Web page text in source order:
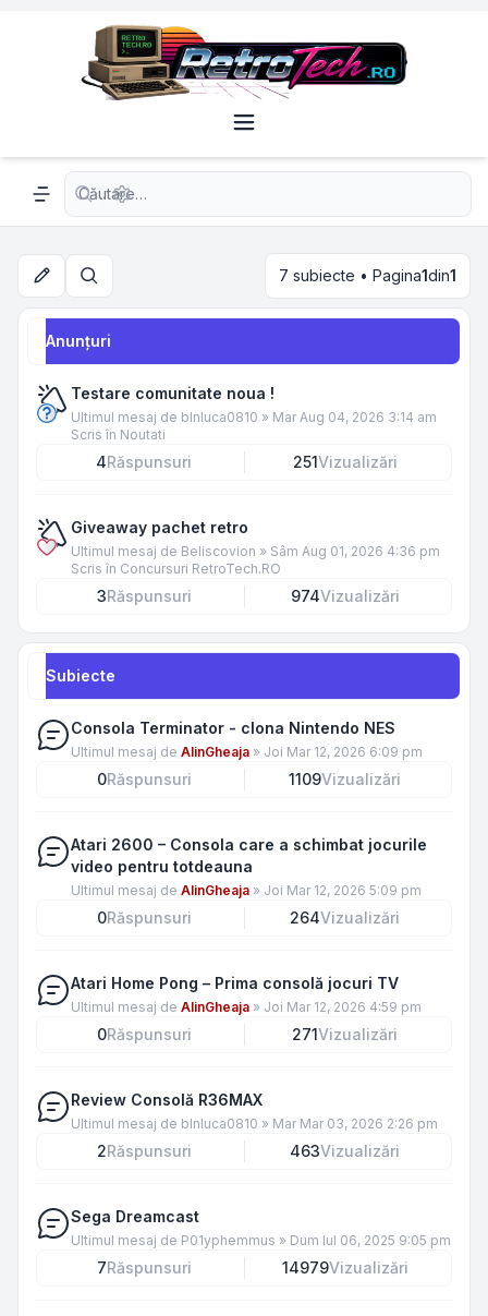
Navigation menu
Căutare avansată
Căutare 7 subiecte • Pagina1din1
Anunţuri
Testare comunitate noua !
Ultimul mesaj de blnluca0810 » Mar Aug 04, 2026 3:14 am
Scris în Noutati
4Răspunsuri 251Vizualizări
Giveaway pachet retro
Ultimul mesaj de Beliscovion » Sâm Aug 01, 2026 4:36 pm
Scris în Concursuri RetroTech.RO
3Răspunsuri 974Vizualizări
Subiecte
Consola Terminator - clona Nintendo NES
Ultimul mesaj de AlinGheaja » Joi Mar 12, 2026 6:09 pm
0Răspunsuri 1109Vizualizări
Atari 2600 – Consola care a schimbat jocurile
video pentru totdeauna
Ultimul mesaj de AlinGheaja » Joi Mar 12, 2026 5:09 pm
0Răspunsuri 264Vizualizări
Atari Home Pong – Prima consolă jocuri TV
Ultimul mesaj de AlinGheaja » Joi Mar 12, 2026 4:59 pm
0Răspunsuri 271Vizualizări
Review Consolă R36MAX
Ultimul mesaj de blnluca0810 » Mar Mar 03, 2026 2:26 pm
2Răspunsuri 463Vizualizări
Sega Dreamcast
Ultimul mesaj de P01yphemmus » Dum Iul 06, 2025 9:05 pm
7Răspunsuri 14979Vizualizări